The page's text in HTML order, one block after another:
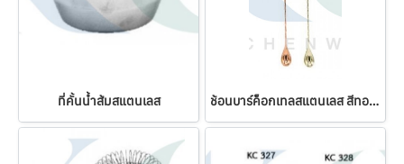
ที่คั้นน้ำส้มสแตนเลส ช้อนบาร์ค็อกเทลสแตนเลส สีทอง-พิงค์โกลด์